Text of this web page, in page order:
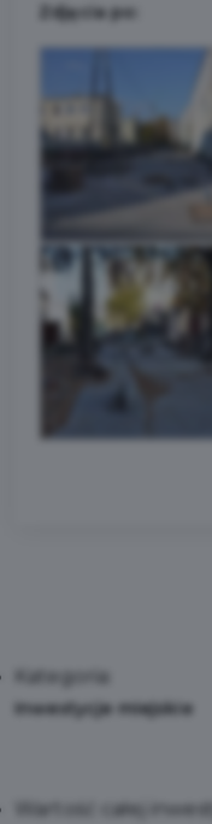
Zdjęcia po:
Kategoria:
Inwestycje miejskie
Wartość całej